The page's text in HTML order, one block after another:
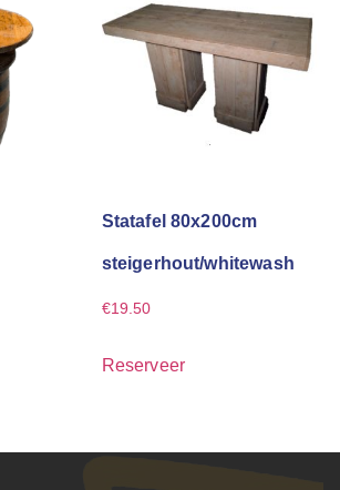
Statafel 80x200cm
steigerhout/whitewash
€19.50
Reserveer